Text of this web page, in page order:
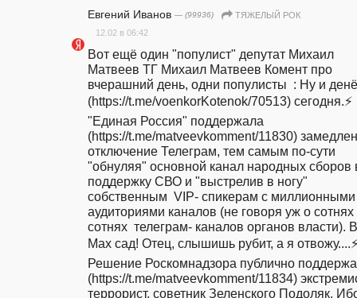
Евгений Иванов — (99936)
ТЯЖЕЛЫЙ РОК
12.02 в 06:42
Вот ещё один "популист" депутат Михаил
Матвеев ТГ Михаил Матвеев Комент про
вчерашний день, одни популисты  : Ну и
(https://t.me/voenkorKotenok/70513) сегодня.⚡️
"Единая Россия" поддержала
(https://t.me/matveevkomment/11830)
отключение Телеграм, тем самым по-сути
"обнуляя" основной канал народных сборов
поддержку СВО и "выстрелив в ногу"
собственным  VIP- спикерам с миллионными
аудиториями каналов (не говоря уж о сотнях
сотнях  телеграм- каналов органов власти).
Мах сад! Отец, слышишь рубит, а я
Решение Роскомнадзора публично
(https://t.me/matveevkomment/11834)
террорист, советник Зеленского Подоляк.